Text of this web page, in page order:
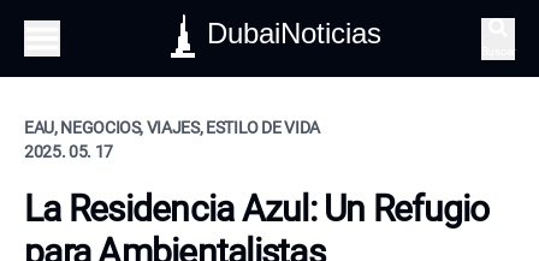
DubaiNoticias
EAU, NEGOCIOS, VIAJES, ESTILO DE VIDA
2025. 05. 17
La Residencia Azul: Un Refugio
para Ambientalistas